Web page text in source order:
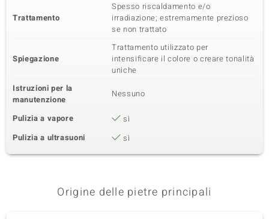
Trattamento
Spesso riscaldamento e/o
irradiazione; estremamente prezioso
se non trattato
Spiegazione
Trattamento utilizzato per
intensificare il colore o creare tonalità
uniche
Istruzioni per la
manutenzione
Nessuno
Pulizia a vapore
sì
Pulizia a ultrasuoni
sì
Origine delle pietre principali